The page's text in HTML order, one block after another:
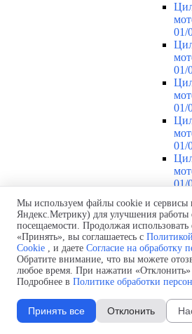
01/
01/
01/
01/
01/
Мы используем файлы cookie и сервисы
Яндекс.Метрику) для улучшения работы
посещаемости. Продолжая
«Принять», вы соглашаетесь с
Cookie , и даете Согласие на обработку
Обратите внимание, что вы можете
любое время. При нажатии «Отклонить»
Подробнее в Политике обработки
Принять все Отклонить